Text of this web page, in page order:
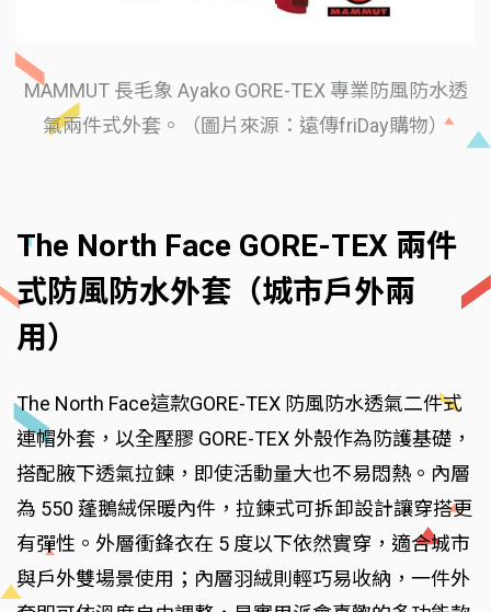
MAMMUT 長毛象 Ayako GORE-TEX 專業防風防水透
氣兩件式外套。（圖片來源：遠傳friDay購物）
The North Face GORE-TEX 兩件
式防風防水外套（城市戶外兩
用）
The North Face這款GORE-TEX 防風防水透氣二件式
連帽外套，以全壓膠 GORE-TEX 外殼作為防護基礎，
搭配腋下透氣拉鍊，即使活動量大也不易悶熱。內層
為 550 蓬鵝絨保暖內件，拉鍊式可拆卸設計讓穿搭更
有彈性。外層衝鋒衣在 5 度以下依然實穿，適合城市
與戶外雙場景使用；內層羽絨則輕巧易收納，一件外